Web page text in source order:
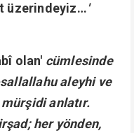
üzerindeyiz…'
olan' cümlesinde
aleyhi ve
anlatır.
her yönden,